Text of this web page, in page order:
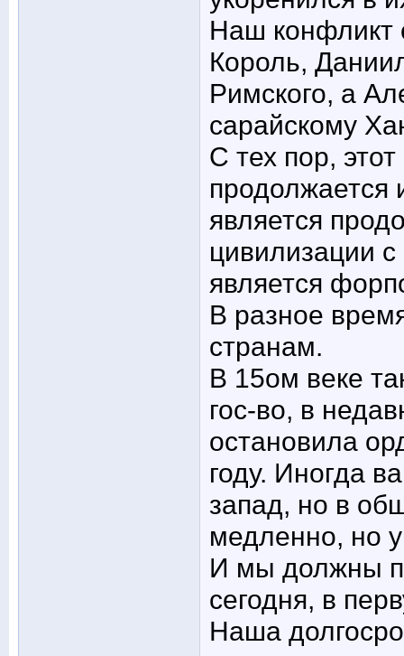
Наш конфликт
Король,
Римского, а
сарайскому
С тех пор,
продолжается
является
цивилизации
является
В разное
странам.
В 15ом веке
гос-во, в
остановила
году. Иногда
запад, но в
медленно, но
И мы должны
сегодня, в
Наша